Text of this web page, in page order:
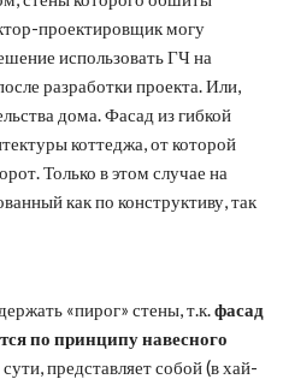
проектировщик могу
использовать ГЧ на
разработки проекта. Или,
дома. Фасад из гибкой
коттеджа, от которой
Только в этом случае на
как по конструктиву, так
«пирог» стены, т.к.фасад
по принципу навесного
представляет собой (в хай-